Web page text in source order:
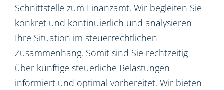
Schnittstelle zum Finanzamt. Wir begleiten Sie
konkret und kontinuierlich und analysieren
Ihre Situation im steuerrechtlichen
Zusammenhang. Somit sind Sie rechtzeitig
über künftige steuerliche Belastungen
informiert und optimal vorbereitet. Wir bieten